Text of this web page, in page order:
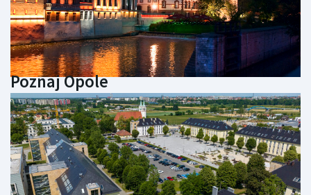
Poznaj Opole